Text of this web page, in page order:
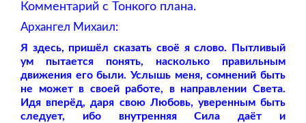
Комментарий с Тонкого плана.
Архангел Михаил:
Я здесь, пришёл сказать своё я слово. Пытливый
ум пытается понять, насколько правильным
движения его были. Услышь меня, сомнений быть
не может в своей работе, в направлении Света.
Идя вперёд, даря свою Любовь, уверенным быть
следует, ибо внутренняя Сила даёт и